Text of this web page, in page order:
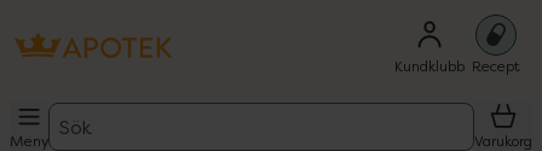
Kundklubb Recept
Meny
Sök
Varukorg